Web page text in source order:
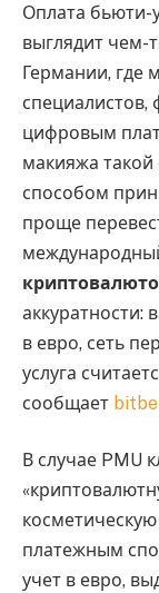
Оплата бьюти-
выглядит чем-
Германии, где
цифровым
макияжа
способом
проще
аккуратности:
в евро, сеть
услуга
сообщает
В случае PMU
платежным
учет в евро,